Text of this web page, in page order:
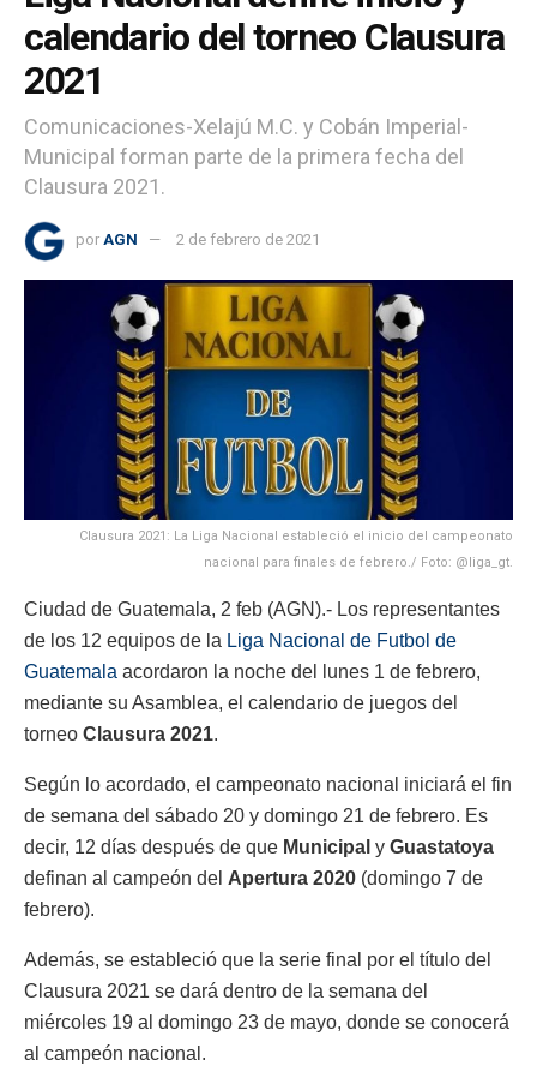
calendario del torneo Clausura
2021
Comunicaciones-Xelajú M.C. y Cobán Imperial-
Municipal forman parte de la primera fecha del
Clausura 2021.
por AGN 2 de febrero de 2021
Clausura 2021: La Liga Nacional estableció el inicio del campeonato
nacional para finales de febrero./ Foto: @liga_gt.
Ciudad de Guatemala, 2 feb (AGN).- Los representantes
de los 12 equipos de la Liga Nacional de Futbol de
Guatemala acordaron la noche del lunes 1 de febrero,
mediante su Asamblea, el calendario de juegos del
torneo Clausura 2021.
Según lo acordado, el campeonato nacional iniciará el fin
de semana del sábado 20 y domingo 21 de febrero. Es
decir, 12 días después de que Municipal y Guastatoya
definan al campeón del Apertura 2020 (domingo 7 de
febrero).
Además, se estableció que la serie final por el título del
Clausura 2021 se dará dentro de la semana del
miércoles 19 al domingo 23 de mayo, donde se conocerá
al campeón nacional.